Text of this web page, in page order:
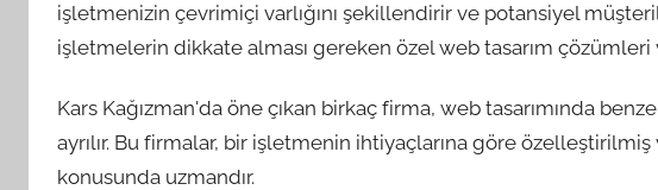
işletmenizin çevrimiçi varlığını şekillendirir ve potansiyel
işletmelerin dikkate alması gereken özel web tasarım çözümleri
Kars Kağızman'da öne çıkan birkaç firma, web tasarımında
ayrılır. Bu firmalar, bir işletmenin ihtiyaçlarına göre
konusunda uzmandır.